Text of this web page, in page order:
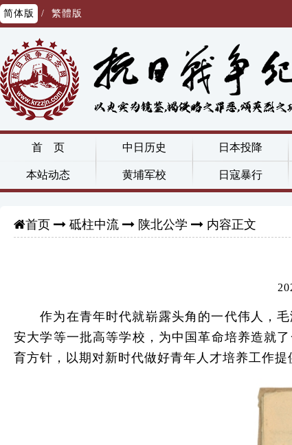
简体版 / 繁體版
首 页 中日历史 日本投降
本站动态 黄埔军校 日寇暴行
首页 砥柱中流 陕北公学 内容正文
作为在青年时代就崭露头角的一代伟人，毛
安大学等一批高等学校，为中国革命培养造就
育方针，以期对新时代做好青年人才培养工作提